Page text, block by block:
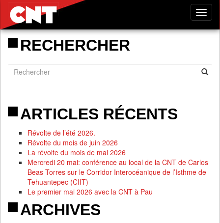
RECHERCHER
ARTICLES RÉCENTS
Révolte de l’été 2026.
Révolte du mois de juin 2026
La révolte du mois de mai 2026
Mercredi 20 mai: conférence au local de la CNT de Carlos
Beas Torres sur le Corridor Interocéanique de l’Isthme de
Tehuantepec (CIIT)
Le premier mai 2026 avec la CNT à Pau
ARCHIVES